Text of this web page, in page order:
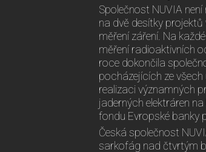
Společnost NUVIA
na dvě desítky
měření záření. Na
měření radioaktivních
roce dokončila
pocházejících ze
realizaci významných
jaderných elektráren
fondu Evropské banky
Česká společnost
sarkofág nad čtvrtým